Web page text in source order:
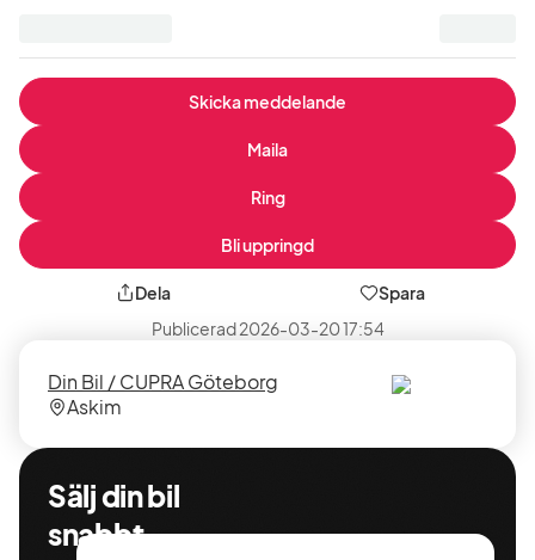
Skicka meddelande
Maila
Ring
Bli uppringd
Dela
Spara
Publicerad2026-03-20 17:54
Säljare
Din Bil / CUPRA Göteborg
Säljarens
plats
Askim
Sälj din bil
snabbt,